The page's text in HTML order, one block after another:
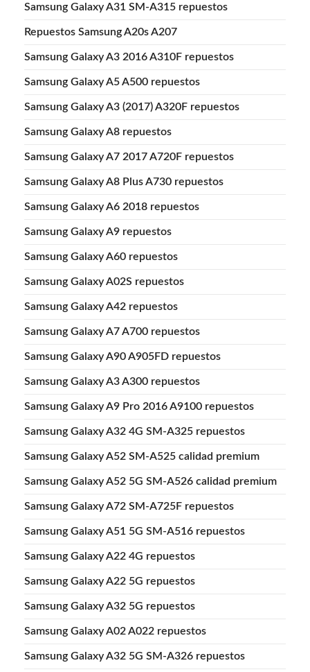
Samsung Galaxy A31 SM-A315 repuestos
Repuestos Samsung A20s A207
Samsung Galaxy A3 2016 A310F repuestos
Samsung Galaxy A5 A500 repuestos
Samsung Galaxy A3 (2017) A320F repuestos
Samsung Galaxy A8 repuestos
Samsung Galaxy A7 2017 A720F repuestos
Samsung Galaxy A8 Plus A730 repuestos
Samsung Galaxy A6 2018 repuestos
Samsung Galaxy A9 repuestos
Samsung Galaxy A60 repuestos
Samsung Galaxy A02S repuestos
Samsung Galaxy A42 repuestos
Samsung Galaxy A7 A700 repuestos
Samsung Galaxy A90 A905FD repuestos
Samsung Galaxy A3 A300 repuestos
Samsung Galaxy A9 Pro 2016 A9100 repuestos
Samsung Galaxy A32 4G SM-A325 repuestos
Samsung Galaxy A52 SM-A525 calidad premium
Samsung Galaxy A52 5G SM-A526 calidad premium
Samsung Galaxy A72 SM-A725F repuestos
Samsung Galaxy A51 5G SM-A516 repuestos
Samsung Galaxy A22 4G repuestos
Samsung Galaxy A22 5G repuestos
Samsung Galaxy A32 5G repuestos
Samsung Galaxy A02 A022 repuestos
Samsung Galaxy A32 5G SM-A326 repuestos